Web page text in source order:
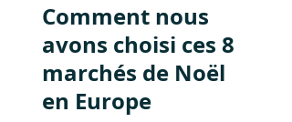
Comment nous
avons choisi ces 8
marchés de Noël
en Europe